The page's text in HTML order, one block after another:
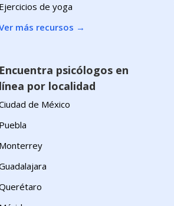
Ejercicios de yoga
más recursos →
Encuentra psicólogos en
línea por localidad
de México
Puebla
Monterrey